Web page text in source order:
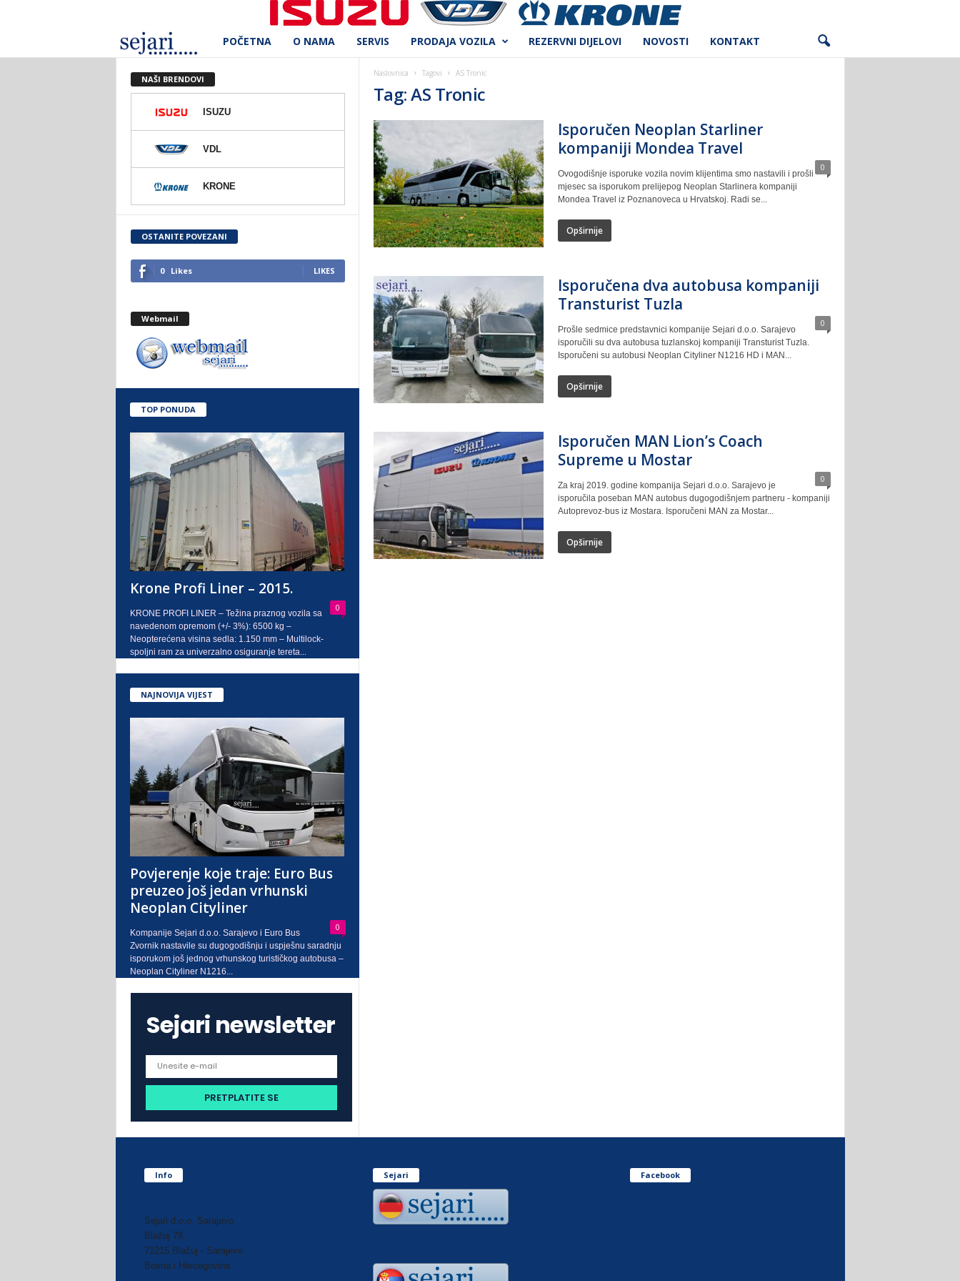
e
r
d
.
o
.
a
j
o
POČETNA O NAMA SERVIS PRODAJA VOZILA REZERVNI DIJELOVI NOVOSTI KONTAKT
Naslovnica Tagovi AS Tronic
Tag: AS Tronic
Isporučen Neoplan Starliner
kompaniji Mondea Travel
0
Ovogodišnje isporuke vozila novim klijentima smo nastavili i prošli
mjesec sa isporukom prelijepog Neoplan Starlinera kompaniji
Mondea Travel iz Poznanoveca u Hrvatskoj. Radi se...
Opširnije
Isporučena dva autobusa kompaniji
Transturist Tuzla
0
Prošle sedmice predstavnici kompanije Sejari d.o.o. Sarajevo
isporučili su dva autobusa tuzlanskoj kompaniji Transturist Tuzla.
Isporučeni su autobusi Neoplan Cityliner N1216 HD i MAN...
Opširnije
Isporučen MAN Lion’s Coach
Supreme u Mostar
0
Za kraj 2019. godine kompanija Sejari d.o.o. Sarajevo je
isporučila poseban MAN autobus dugogodišnjem partneru - kompaniji
Autoprevoz-bus iz Mostara. Isporučeni MAN za Mostar...
Opširnije
NAŠI BRENDOVI
ISUZU
VDL
KRONE
OSTANITE POVEZANI
0 Likes LIKES
Webmail
TOP PONUDA
Krone Profi Liner – 2015.
0
KRONE PROFI LINER – Težina praznog vozila sa
navedenom opremom (+/- 3%): 6500 kg –
Neopterećena visina sedla: 1.150 mm – Multilock-
spoljni ram za univerzalno osiguranje tereta...
NAJNOVIJA VIJEST
Povjerenje koje traje: Euro Bus
preuzeo još jedan vrhunski
Neoplan Cityliner
0
Kompanije Sejari d.o.o. Sarajevo i Euro Bus
Zvornik nastavile su dugogodišnju i uspješnu saradnju
isporukom još jednog vrhunskog turističkog autobusa –
Neoplan Cityliner N1216...
Sejari newsletter
Info
Sejari d.o.o. Sarajevo
Blažuj 78,
71215 Blažuj - Sarajevo
Bosna i Hercegovina
Sejari Facebook